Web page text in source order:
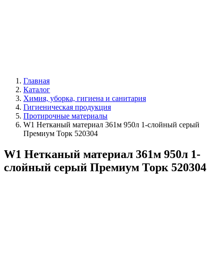
Главная
Каталог
Химия, уборка, гигиена и санитария
Гигиеническая продукция
Протирочные материалы
W1 Нетканый материал 361м 950л 1-слойный серый
Премиум Торк 520304
W1 Нетканый материал 361м 950л 1-
слойный серый Премиум Торк 520304